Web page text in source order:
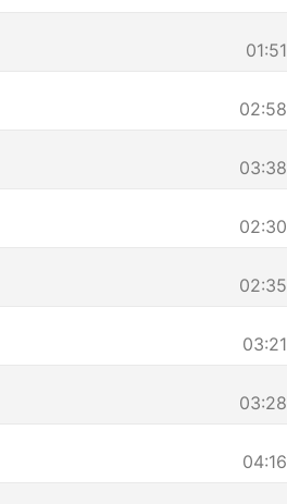
01:51
02:58
03:38
02:30
02:35
03:21
03:28
04:16